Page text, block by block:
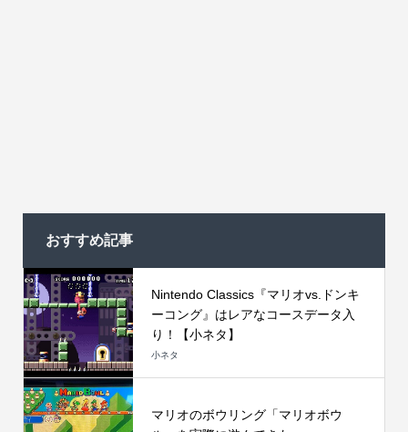
おすすめ記事
Nintendo Classics『マリオvs.ドンキ
ーコング』はレアなコースデータ入
り！【小ネタ】
小ネタ
マリオのボウリング「マリオボウ